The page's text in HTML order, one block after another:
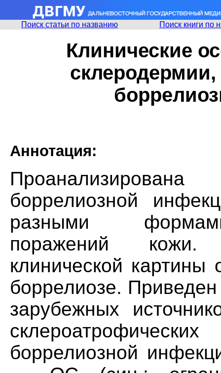
Поиск статьи по названию Поиск книги по
Клинические
Аннотация:
боррелиозной
разными
поражений кожи.
клинической картины
боррелиозе.
зарубежных
боррелиозной